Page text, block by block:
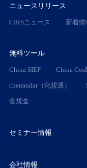
ニュースリリース
CIRSニュース 新着情
無料ツール
China SIEF China
chemradar（化規通）
食規査
セミナー情報
会社情報